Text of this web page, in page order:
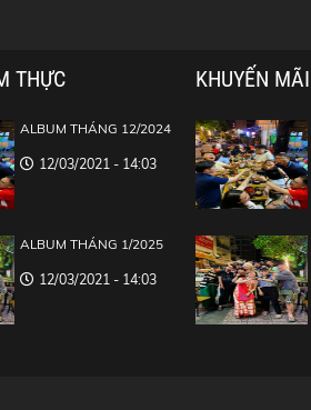
THỰC
ALBUM THÁNG 12/2024
12/03/2021 - 14:03
ALBUM THÁNG 1/2025
12/03/2021 - 14:03
KHUYẾN MÃI